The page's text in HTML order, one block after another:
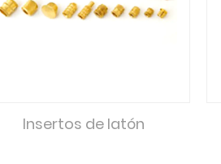
Insertos de latón